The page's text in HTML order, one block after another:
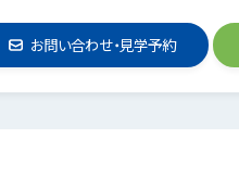
お問い合わせ・見学予約